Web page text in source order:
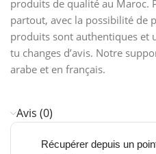
produits de qualité au Maroc.
partout, avec la possibilité de
produits sont authentiques et
tu changes d’avis. Notre
arabe et en français.
Avis (0)
Récupérer depuis un